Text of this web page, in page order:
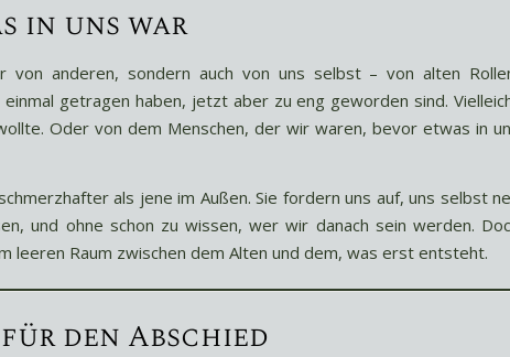
in uns war
von anderen, sondern auch von uns selbst – von alten
getragen haben, jetzt aber zu eng geworden sind.
Oder von dem Menschen, der wir waren, bevor etwas in
als jene im Außen. Sie fordern uns auf, uns selbst
und ohne schon zu wissen, wer wir danach sein werden.
leeren Raum zwischen dem Alten und dem, was erst entsteht.
den Abschied